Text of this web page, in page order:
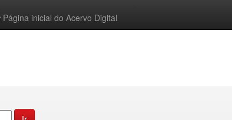
Página inicial do Acervo Digital